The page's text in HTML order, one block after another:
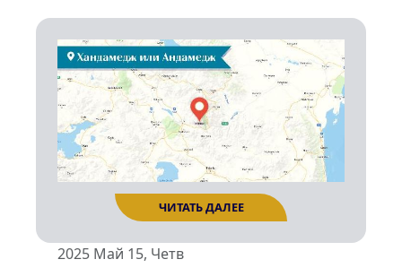
ЧИТАТЬ ДАЛЕЕ
2025 Май 15, Четв